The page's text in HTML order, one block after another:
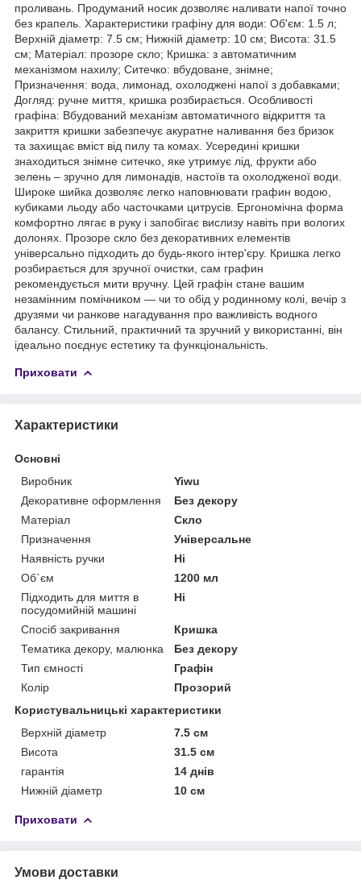
проливань. Продуманий носик дозволяє наливати напої точно
без крапель. Характеристики графіну для води: Об'єм: 1.5 л;
Верхній діаметр: 7.5 см; Нижній діаметр: 10 см; Висота: 31.5
см; Матеріал: прозоре скло; Кришка: з автоматичним
механізмом нахилу; Ситечко: вбудоване, знімне;
Призначення: вода, лимонад, охолоджені напої з добавками;
Догляд: ручне миття, кришка розбирається. Особливості
графіна: Вбудований механізм автоматичного відкриття та
закриття кришки забезпечує акуратне наливання без бризок
та захищає вміст від пилу та комах. Усередині кришки
знаходиться знімне ситечко, яке утримує лід, фрукти або
зелень – зручно для лимонадів, настоїв та охолодженої води.
Широке шийка дозволяє легко наповнювати графин водою,
кубиками льоду або часточками цитрусів. Ергономічна форма
комфортно лягає в руку і запобігає вислизу навіть при вологих
долонях. Прозоре скло без декоративних елементів
універсально підходить до будь-якого інтер'єру. Кришка легко
розбирається для зручної очистки, сам графин
рекомендується мити вручну. Цей графін стане вашим
незамінним помічником — чи то обід у родинному колі, вечір з
друзями чи ранкове нагадування про важливість водного
балансу. Стильний, практичний та зручний у використанні, він
ідеально поєднує естетику та функціональність.
Приховати
Характеристики
Основні
Виробник
Yiwu
Декоративне оформлення
Без декору
Матеріал
Скло
Призначення
Універсальне
Наявність ручки
Ні
Об`єм
1200 мл
Підходить для миття в
посудомийній машині
Ні
Спосіб закривання
Кришка
Тематика декору, малюнка
Без декору
Тип ємності
Графін
Колір
Прозорий
Користувальницькі характеристики
Верхній діаметр
7.5 см
Висота
31.5 см
гарантія
14 днів
Нижній діаметр
10 см
Приховати
Умови доставки